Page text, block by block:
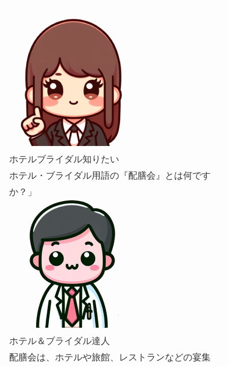
ホテルブライダル知りたい
ホテル・ブライダル用語の『配膳会』とは何です
か？」
ホテル＆ブライダル達人
配膳会は、ホテルや旅館、レストランなどの宴集